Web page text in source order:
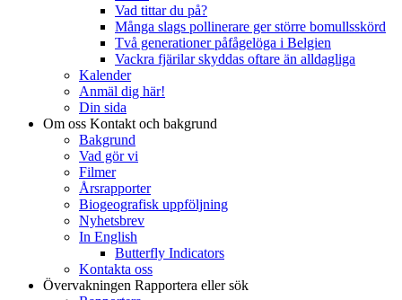
Vad tittar du på?
Många slags pollinerare ger större bomullsskörd
Två generationer påfågelöga i Belgien
Vackra fjärilar skyddas oftare än alldagliga
Kalender
Anmäl dig här!
Din sida
Om oss Kontakt och bakgrund
Bakgrund
Vad gör vi
Filmer
Årsrapporter
Biogeografisk uppföljning
Nyhetsbrev
In English
Butterfly Indicators
Kontakta oss
Övervakningen Rapportera eller sök